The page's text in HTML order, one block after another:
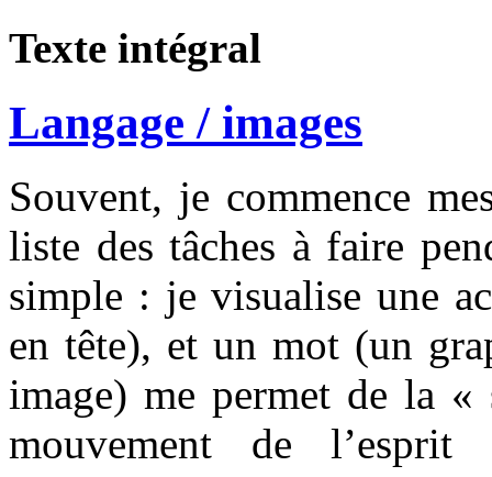
Texte intégral
Langage / images
Souvent, je commence
liste des tâches à faire
simple : je visualise une
en tête), et un mot (un
image) me permet de la
mouvement de l’esprit